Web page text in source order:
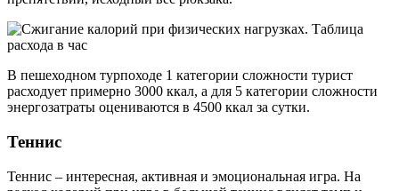
В пешеходном турпоходе 1 категории сложности турист
расходует примерно 3000 ккал, а для 5 категории сложности
энергозатраты оцениваются в 4500 ккал за сутки.
Теннис
Теннис – интересная, активная и эмоциональная игра. На